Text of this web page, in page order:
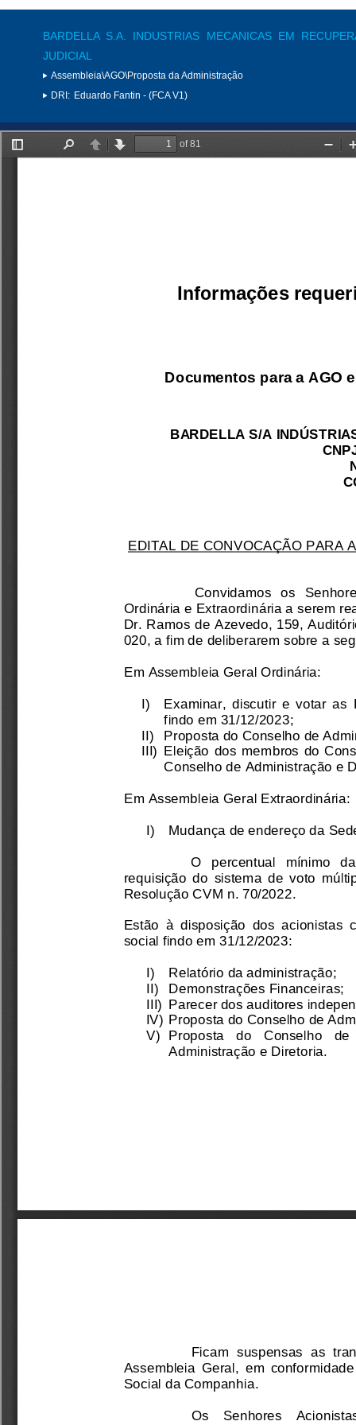
BARDELLA S.A. INDUSTRIAS MECANICAS EM
JUDICIAL
Assembleia\AGO\Proposta da Administração
DRI: Eduardo Fantin - (FCA V1)